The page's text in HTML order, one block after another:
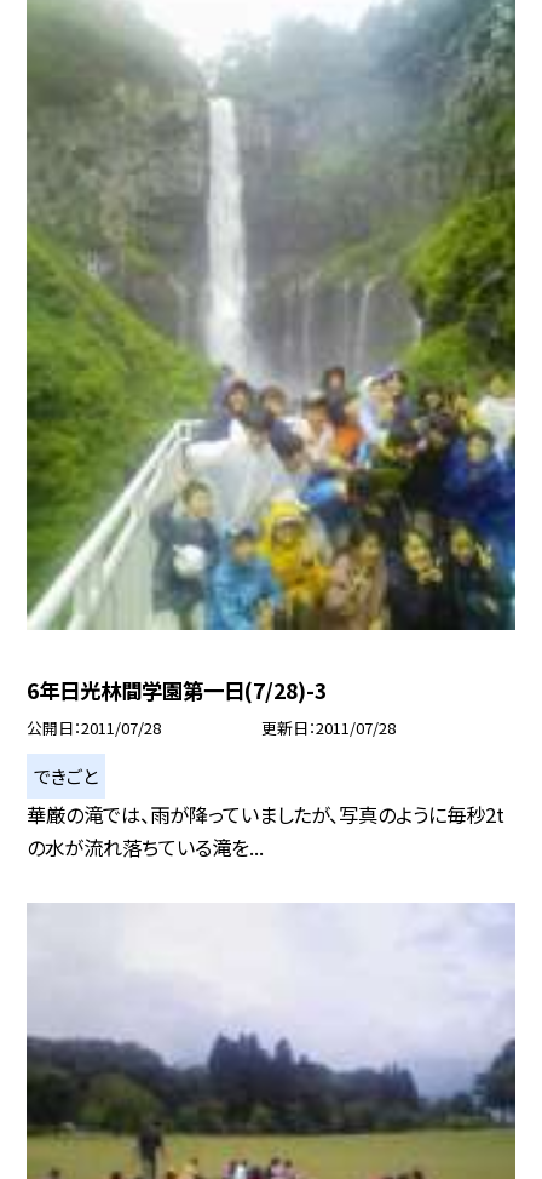
6年日光林間学園第一日(7/28)-3
公開日 2011/07/28 更新日 2011/07/28
できごと
華厳の滝では、雨が降っていましたが、写真のように毎秒2t
の水が流れ落ちている滝を...